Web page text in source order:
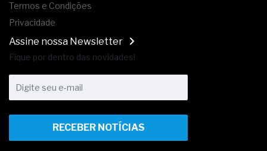
Termos e Condições
Privacidade
Assine nossa Newsletter
Fique por dentro das novidades!
RECEBER NOTÍCIAS